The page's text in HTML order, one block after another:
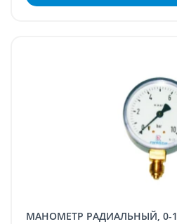
МАНОМЕТР РАДИАЛЬНЫЙ, 0-